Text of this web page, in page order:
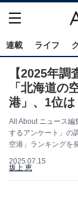
連載 ライフ
【2025年
「北海道の
港」、1位は
All About ニュース編
するアンケート」の
空港」ランキングを
2025.07.15
坂上 恵